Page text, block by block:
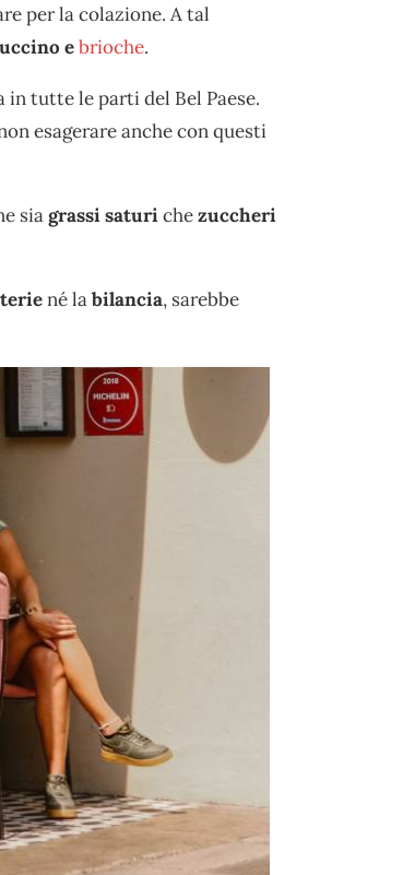
per la colazione. A tal
ebrioche.
in tutte le parti del Bel Paese.
esagerare anche con questi
siagrassi saturichezuccheri
né labilancia, sarebbe